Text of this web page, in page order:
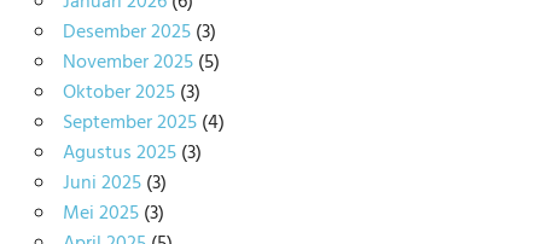
Desember 2025(3)
November 2025(5)
Oktober 2025(3)
September 2025(4)
Agustus 2025(3)
Juni 2025(3)
Mei 2025(3)